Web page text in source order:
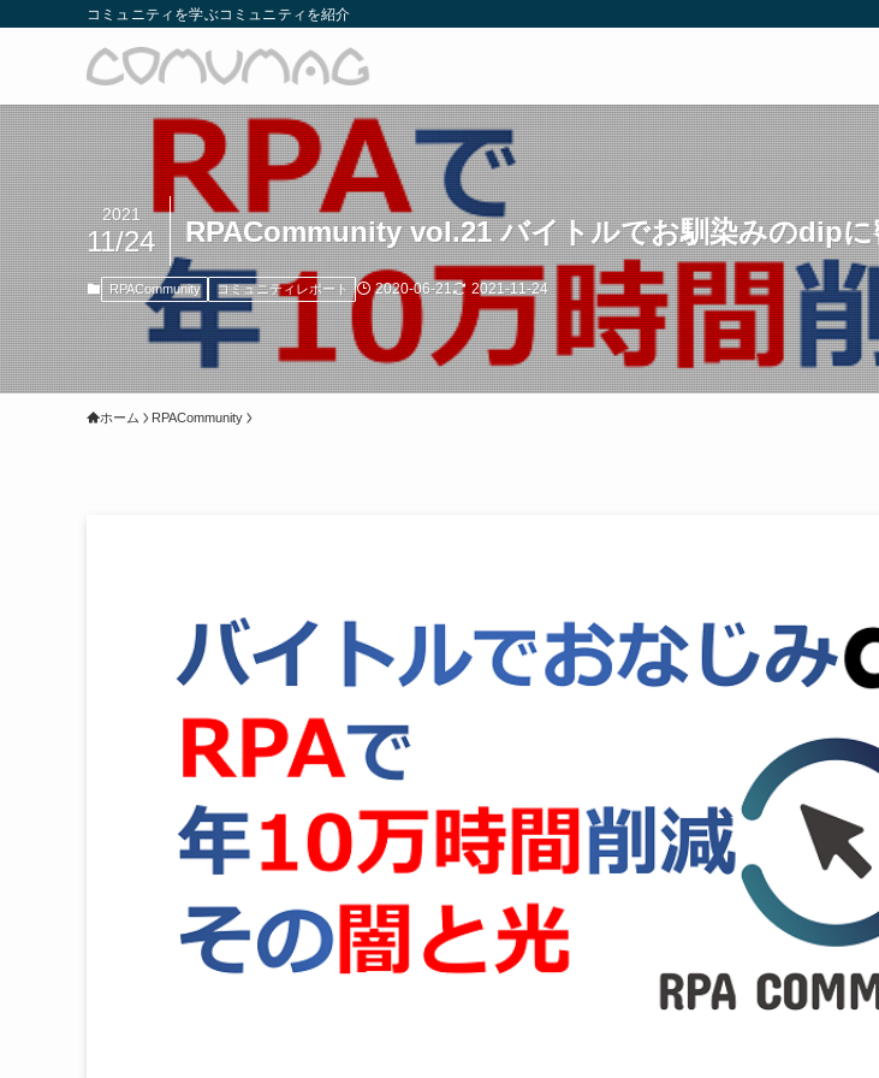
コミュニティを学ぶコミュニティを紹介
RPACommunity vol.21 バイトルでお馴染みのdipに
2021
11/24
RPACommunity コミュニティレポート 2020-06-21 2021-11-24
ホーム RPACommunity